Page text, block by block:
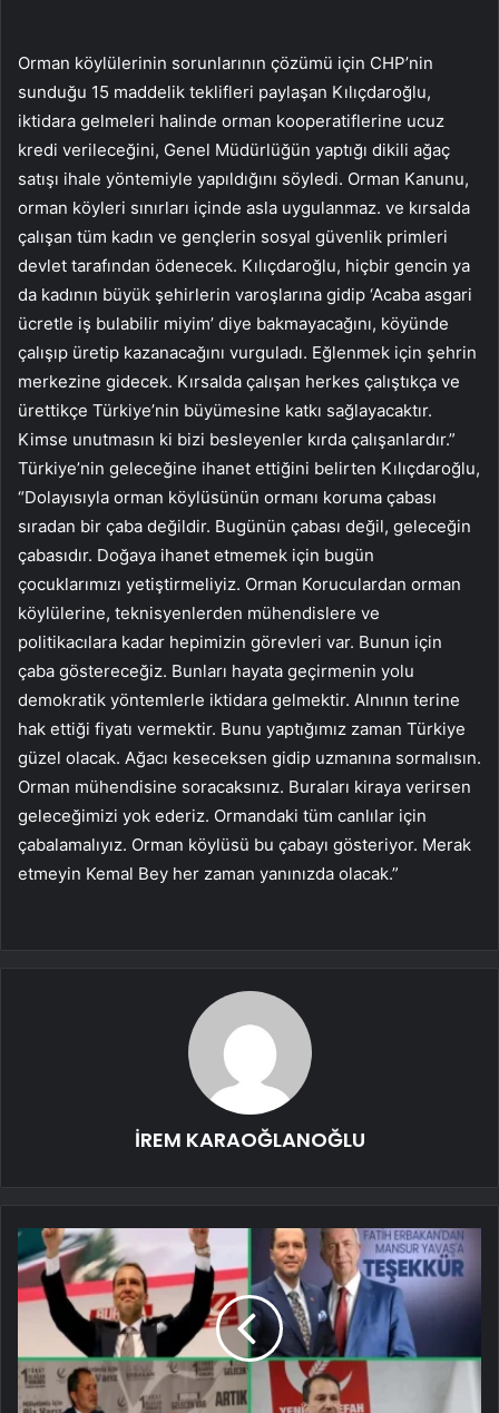
Orman köylülerinin sorunlarının çözümü için CHP’nin
sunduğu 15 maddelik teklifleri paylaşan Kılıçdaroğlu,
iktidara gelmeleri halinde orman kooperatiflerine ucuz
kredi verileceğini, Genel Müdürlüğün yaptığı dikili ağaç
satışı ihale yöntemiyle yapıldığını söyledi. Orman Kanunu,
orman köyleri sınırları içinde asla uygulanmaz. ve kırsalda
çalışan tüm kadın ve gençlerin sosyal güvenlik primleri
devlet tarafından ödenecek. Kılıçdaroğlu, hiçbir gencin ya
da kadının büyük şehirlerin varoşlarına gidip ‘Acaba asgari
ücretle iş bulabilir miyim’ diye bakmayacağını, köyünde
çalışıp üretip kazanacağını vurguladı. Eğlenmek için şehrin
merkezine gidecek. Kırsalda çalışan herkes çalıştıkça ve
ürettikçe Türkiye’nin büyümesine katkı sağlayacaktır.
Kimse unutmasın ki bizi besleyenler kırda çalışanlardır.”
Türkiye’nin geleceğine ihanet ettiğini belirten Kılıçdaroğlu,
“Dolayısıyla orman köylüsünün ormanı koruma çabası
sıradan bir çaba değildir. Bugünün çabası değil, geleceğin
çabasıdır. Doğaya ihanet etmemek için bugün
çocuklarımızı yetiştirmeliyiz. Orman Koruculardan orman
köylülerine, teknisyenlerden mühendislere ve
politikacılara kadar hepimizin görevleri var. Bunun için
çaba göstereceğiz. Bunları hayata geçirmenin yolu
demokratik yöntemlerle iktidara gelmektir. Alnının terine
hak ettiği fiyatı vermektir. Bunu yaptığımız zaman Türkiye
güzel olacak. Ağacı keseceksen gidip uzmanına sormalısın.
Orman mühendisine soracaksınız. Buraları kiraya verirsen
geleceğimizi yok ederiz. Ormandaki tüm canlılar için
çabalamalıyız. Orman köylüsü bu çabayı gösteriyor. Merak
etmeyin Kemal Bey her zaman yanınızda olacak.”
İREM KARAOĞLANOĞLU